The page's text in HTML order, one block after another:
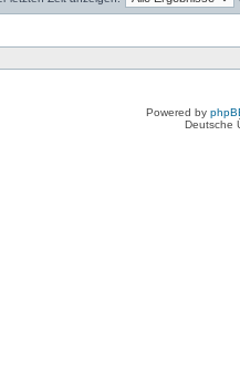
Powered by
Deutsche